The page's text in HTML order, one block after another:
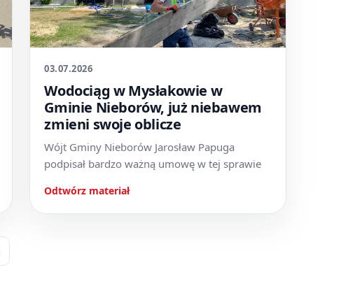
03.07.2026
Wodociąg w Mysłakowie w
Gminie Nieborów, już niebawem
zmieni swoje oblicze
Wójt Gminy Nieborów Jarosław Papuga
podpisał bardzo ważną umowę w tej sprawie
Odtwórz materiał